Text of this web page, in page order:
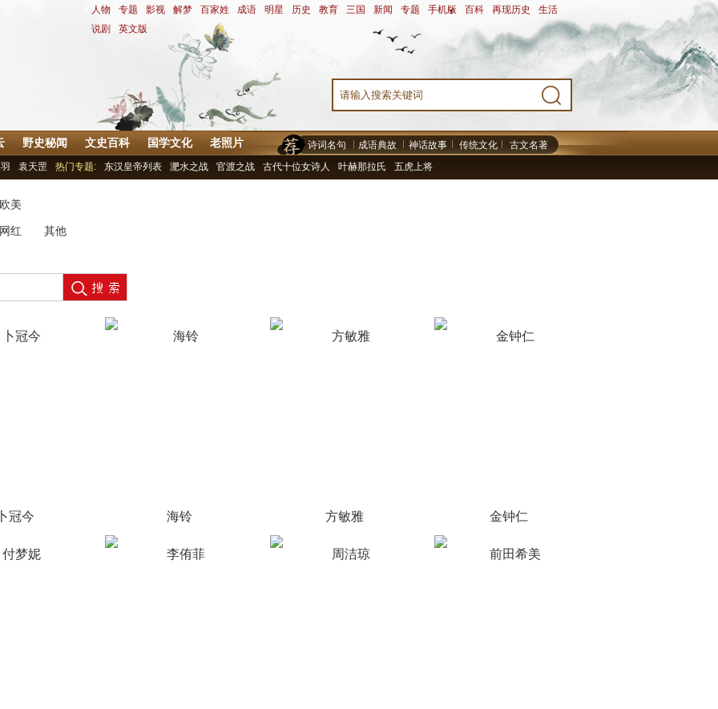
人物 专题 影视 解梦 百家姓 成语 明星 历史 教育 三国 新闻 专题 手机版 百科 再现历史 生活
说剧
英文版
野史秘闻 文史百科 国学文化 老照片 诗词名句 成语典故 神话故事 传统文化
古文名著
袁天罡 热门专题: 东汉皇帝列表 淝水之战 官渡之战 古代十位女诗人 叶赫那拉氏 五虎上将
欧美
网红 其他
冠今 海铃 方敏雅 金钟仁